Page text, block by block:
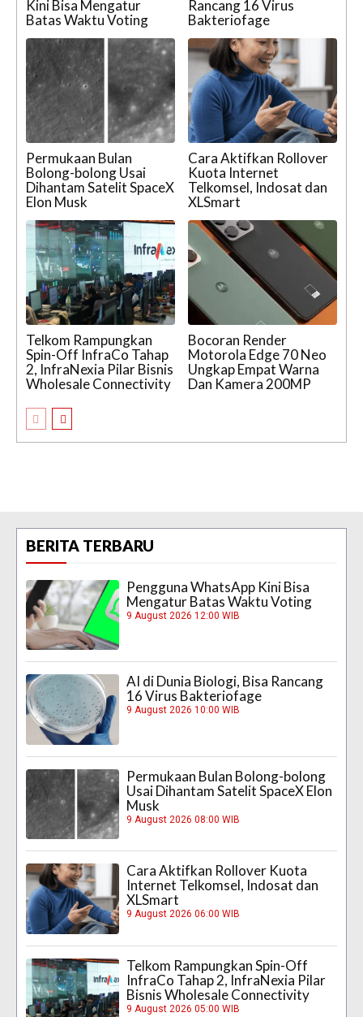
Kini Bisa Mengatur
Batas Waktu Voting
Rancang 16 Virus
Bakteriofage
Permukaan Bulan
Bolong-bolong Usai
Dihantam Satelit SpaceX
Elon Musk
Cara Aktifkan Rollover
Kuota Internet
Telkomsel, Indosat dan
XLSmart
Telkom Rampungkan
Spin-Off InfraCo Tahap
2, InfraNexia Pilar Bisnis
Wholesale Connectivity
Bocoran Render
Motorola Edge 70 Neo
Ungkap Empat Warna
Dan Kamera 200MP
BERITA TERBARU
Pengguna WhatsApp Kini Bisa
Mengatur Batas Waktu Voting
9 August 2026 12:00 WIB
AI di Dunia Biologi, Bisa Rancang
16 Virus Bakteriofage
9 August 2026 10:00 WIB
Permukaan Bulan Bolong-bolong
Usai Dihantam Satelit SpaceX Elon
Musk
9 August 2026 08:00 WIB
Cara Aktifkan Rollover Kuota
Internet Telkomsel, Indosat dan
XLSmart
9 August 2026 06:00 WIB
Telkom Rampungkan Spin-Off
InfraCo Tahap 2, InfraNexia Pilar
Bisnis Wholesale Connectivity
9 August 2026 05:00 WIB